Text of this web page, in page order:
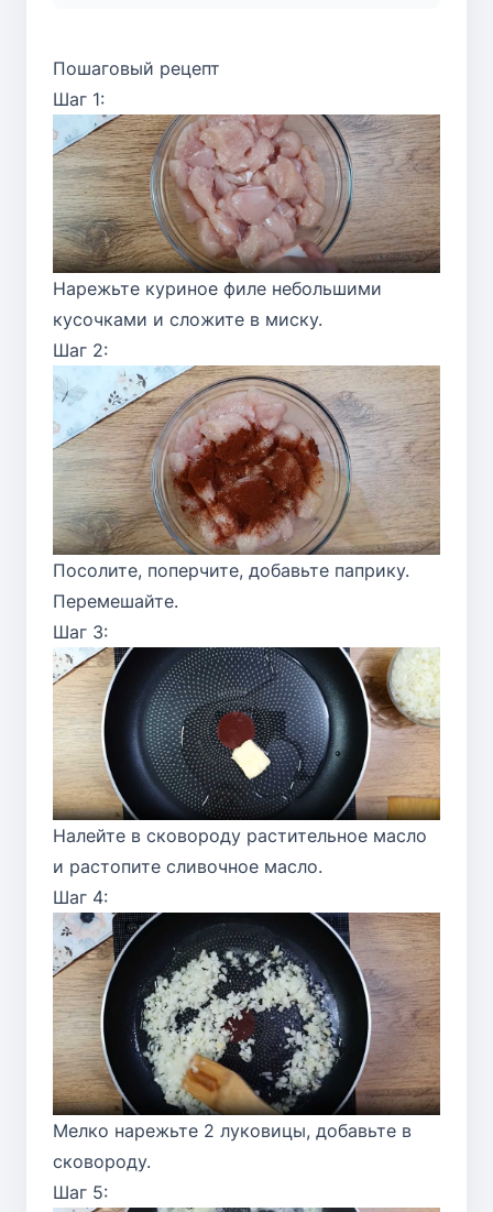
Пошаговый рецепт
Шаг 1:
Нарежьте куриное филе небольшими
кусочками и сложите в миску.
Шаг 2:
Посолите, поперчите, добавьте паприку.
Перемешайте.
Шаг 3:
Налейте в сковороду растительное масло
и растопите сливочное масло.
Шаг 4:
Мелко нарежьте 2 луковицы, добавьте в
сковороду.
Шаг 5: